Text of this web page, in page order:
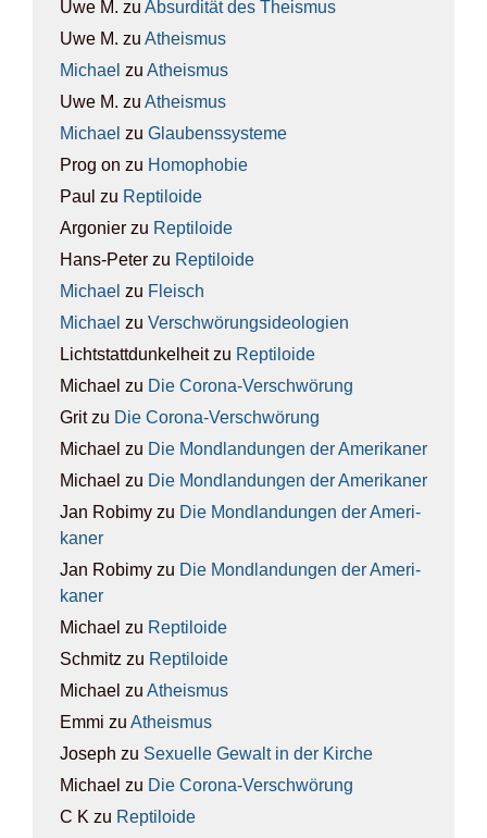
Uwe M. zu Absur­di­tät des The­is­mus
Uwe M. zu Athe­is­mus
Michael zu Athe­is­mus
Uwe M. zu Athe­is­mus
Michael zu Glau­bens­sys­te­me
Prog on zu Homo­pho­bie
Paul zu Rep­ti­lo­ide
Argonier zu Rep­ti­lo­ide
Hans-Peter zu Rep­ti­lo­ide
Michael zu Fleisch
Michael zu Ver­schwö­rungs­ideo­lo­gien
Lichtstattdunkelheitzu Rep­ti­lo­ide
Michael zu Die Coro­na-Ver­schwö­rung
Gritzu Die Coro­na-Ver­schwö­rung
Michael zu Die Mond­lan­dun­gen der Ame­ri­ka­ner
Michael zu Die Mond­lan­dun­gen der Ame­ri­ka­ner
Jan Robimy zu Die Mond­lan­dun­gen der Ame­ri­
ka­ner
Jan Robimy zu Die Mond­lan­dun­gen der Ame­ri­
ka­ner
Michael zu Rep­ti­lo­ide
Schmitz zu Rep­ti­lo­ide
Michael zu Athe­is­mus
Emmi zu Athe­is­mus
Joseph zu Sexu­el­le Gewalt in der Kir­che
Michael zu Die Coro­na-Ver­schwö­rung
C K zu Rep­ti­lo­ide